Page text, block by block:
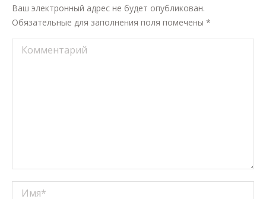
Ваш электронный адрес не будет опубликован.
Обязательные для заполнения поля помечены *
Комментарий
Имя *